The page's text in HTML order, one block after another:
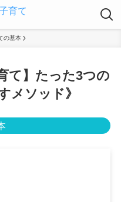
の基本
て】たった3つの
メソッド》